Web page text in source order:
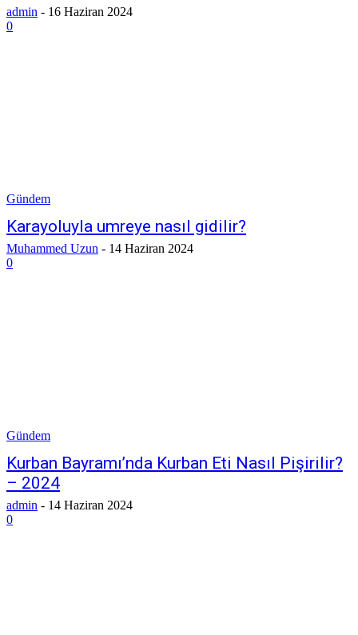
admin - 16 Haziran 2024
0
Gündem
Karayoluyla umreye nasıl gidilir?
Muhammed Uzun - 14 Haziran 2024
0
Gündem
Kurban Bayramı’nda Kurban Eti Nasıl Pişirilir?
– 2024
admin - 14 Haziran 2024
0